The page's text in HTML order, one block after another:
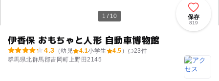
1 / 10
伊香保 おもちゃと人形 自動車博物館
4.3 （幼児 4.1小学生 4.5 ） 23件
群馬県北群馬郡吉岡町上野田2145
保存
819